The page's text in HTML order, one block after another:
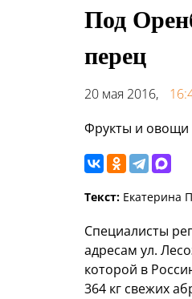
Под
перец
20 мая 2016,
Фрукты и овощи
Текст: Екатерина
Специалисты
адресам ул.
которой в
364 кг свежих